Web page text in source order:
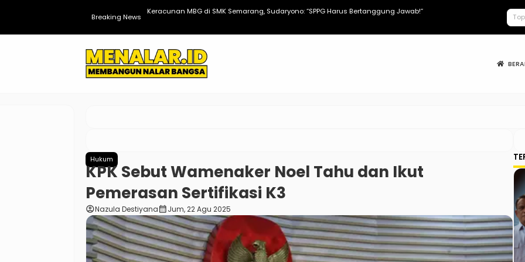
Breaking News
Keracunan MBG di SMK Semarang, Sudaryono: “SPPG Harus Bertanggung Jawab!” Apa Saja
Hukum
KPK Sebut Wamenaker Noel Tahu dan Ikut
Pemerasan Sertifikasi K3
account_circleNazula Destiyanacalendar_monthJum, 22 Agu 2025